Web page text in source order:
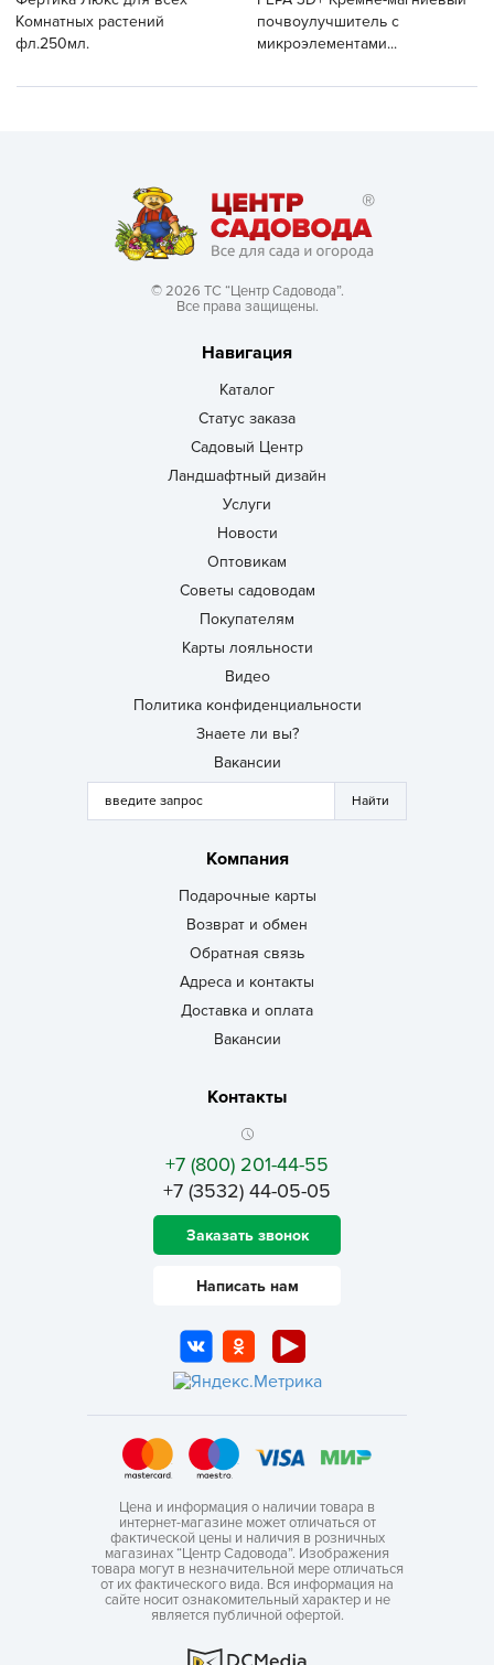
Комнатных растений
фл.250мл.
почвоулучшитель с
микроэлементами...
© 2026 ТС “Центр Садовода”.
Все права защищены.
Навигация
Каталог
Статус заказа
Садовый Центр
Ландшафтный дизайн
Услуги
Новости
Оптовикам
Советы садоводам
Покупателям
Карты лояльности
Видео
Политика конфиденциальности
Знаете ли вы?
Вакансии
Компания
Подарочные карты
Возврат и обмен
Обратная связь
Адреса и контакты
Доставка и оплата
Вакансии
Контакты
+7 (800) 201-44-55
+7 (3532) 44-05-05
Заказать звонок
Написать нам
Цена и информация о наличии товара в
интернет-магазине может отличаться от
фактической цены и наличия в розничных
магазинах “Центр Садовода”. Изображения
товара могут в незначительной мере отличаться
от их фактического вида. Вся информация на
сайте носит ознакомительный характер и не
является публичной офертой.